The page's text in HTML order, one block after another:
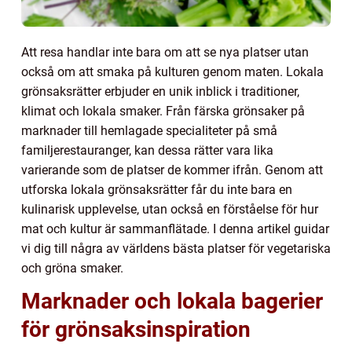
Att resa handlar inte bara om att se nya platser utan
också om att smaka på kulturen genom maten. Lokala
grönsaksrätter erbjuder en unik inblick i traditioner,
klimat och lokala smaker. Från färska grönsaker på
marknader till hemlagade specialiteter på små
familjerestauranger, kan dessa rätter vara lika
varierande som de platser de kommer ifrån. Genom att
utforska lokala grönsaksrätter får du inte bara en
kulinarisk upplevelse, utan också en förståelse för hur
mat och kultur är sammanflätade. I denna artikel guidar
vi dig till några av världens bästa platser för vegetariska
och gröna smaker.
Marknader och lokala bagerier
för grönsaksinspiration